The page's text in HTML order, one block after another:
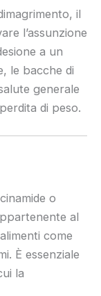
il
l’assunzione
a un
le bacche di
generale
di peso.
o
al
come
È essenziale
la